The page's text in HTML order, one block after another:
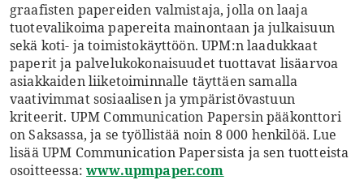
graafisten papereiden valmistaja, jolla on laaja
tuotevalikoima papereita mainontaan ja julkaisuun
sekä koti- ja toimistokäyttöön. UPM:n laadukkaat
paperit ja palvelukokonaisuudet tuottavat lisäarvoa
asiakkaiden liiketoiminnalle täyttäen samalla
vaativimmat sosiaalisen ja ympäristövastuun
kriteerit. UPM Communication Papersin pääkonttori
on Saksassa, ja se työllistää noin 8 000 henkilöä. Lue
lisää UPM Communication Papersista ja sen tuotteista
osoitteessa:www.upmpaper.com